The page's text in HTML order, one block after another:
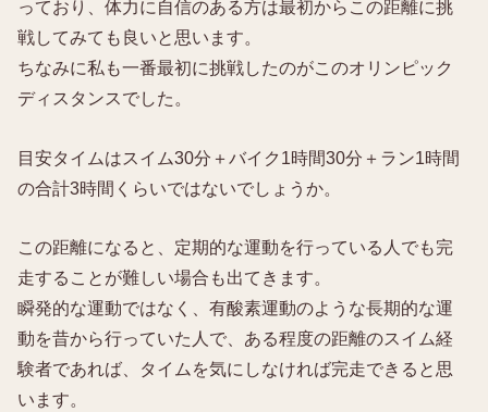
っており、体力に自信のある方は最初からこの距離に挑
戦してみても良いと思います。
ちなみに私も一番最初に挑戦したのがこのオリンピック
ディスタンスでした。
目安タイムはスイム30分＋バイク1時間30分＋ラン1時間
の合計3時間くらいではないでしょうか。
この距離になると、定期的な運動を行っている人でも完
走することが難しい場合も出てきます。
瞬発的な運動ではなく、有酸素運動のような長期的な運
動を昔から行っていた人で、ある程度の距離のスイム経
験者であれば、タイムを気にしなければ完走できると思
います。